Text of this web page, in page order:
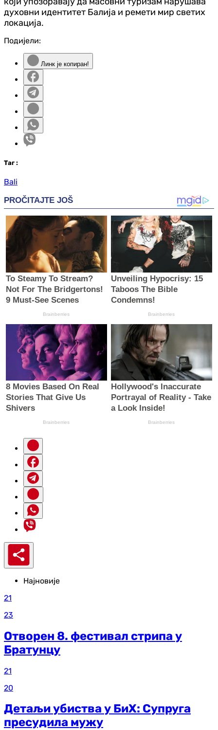
духовни идентитет Балија и ремети мир светих
локација.
Подијели:
Линк је копиран!
Таг :
Bali
Најновије
21
23
Отворен 8. фестивал стрипа у
Братунцу
21
20
Детаљи убиства у БиХ: Супруга
пресудила мужу